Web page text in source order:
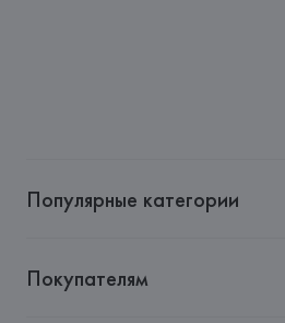
Популярные категории
Покупателям